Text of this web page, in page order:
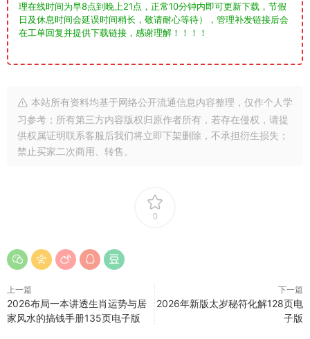
理在线时间为早8点到晚上21点，正常10分钟内即可更新下载，节假
日及休息时间会延误时间稍长，敬请耐心等待），管理补发链接后会
在工单回复并提供下载链接，感谢理解！！！！
本站所有资料均基于网络公开流通信息内容整理，仅作个人学
习参考；所有第三方内容版权归原作者所有，若存在侵权，请提
供权属证明联系客服后我们将立即下架删除，不承担衍生损失；
禁止买家二次商用、转售。
0
上一篇
2026布局一本讲透生肖运势与居
家风水的搞钱手册135页电子版
下一篇
2026年新版太岁秘符化解128页电
子版